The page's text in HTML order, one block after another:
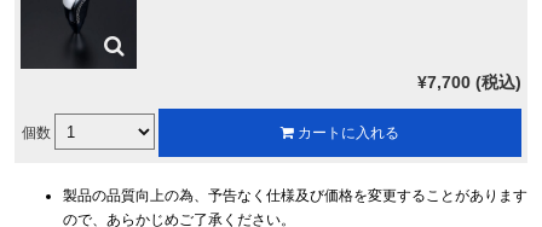
¥7,700 (税込)
個数 カートに入れる
製品の品質向上の為、予告なく仕様及び価格を変更することがあります
ので、あらかじめご了承ください。